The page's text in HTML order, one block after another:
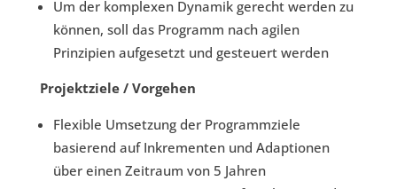
Um der komplexen Dynamik gerecht werden zu
können, soll das Programm nach agilen
Prinzipien aufgesetzt und gesteuert werden
Projektziele / Vorgehen
Flexible Umsetzung der Programmziele
basierend auf Inkrementen und Adaptionen
über einen Zeitraum von 5 Jahren